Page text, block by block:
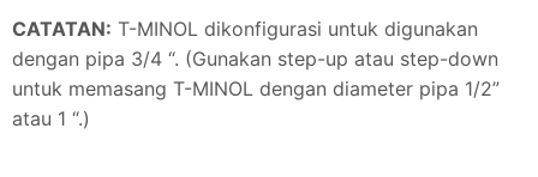
CATATAN: T-MINOL dikonfigurasi untuk digunakan
dengan pipa 3/4 “. (Gunakan step-up atau step-down
untuk memasang T-MINOL dengan diameter pipa 1/2”
atau 1 “.)